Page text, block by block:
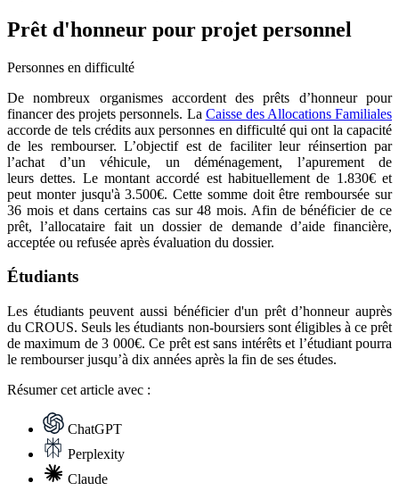
Prêt d'honneur pour projet personnel
Personnes en difficulté
De nombreux organismes accordent des prêts d’honneur pour
financer des projets personnels. La Caisse des Allocations Familiales
accorde de tels crédits aux personnes en difficulté qui ont la capacité
de les rembourser. L’objectif est de faciliter leur réinsertion par
l’achat d’un véhicule, un déménagement, l’apurement de
leurs dettes. Le montant accordé est habituellement de 1.830€ et
peut monter jusqu'à 3.500€. Cette somme doit être remboursée sur
36 mois et dans certains cas sur 48 mois. Afin de bénéficier de ce
prêt, l’allocataire fait un dossier de demande d’aide financière,
acceptée ou refusée après évaluation du dossier.
Étudiants
Les étudiants peuvent aussi bénéficier d'un prêt d’honneur auprès
du CROUS. Seuls les étudiants non-boursiers sont éligibles à ce prêt
de maximum de 3 000€. Ce prêt est sans intérêts et l’étudiant pourra
le rembourser jusqu’à dix années après la fin de ses études.
Résumercet article avec :
ChatGPT
Perplexity
Claude